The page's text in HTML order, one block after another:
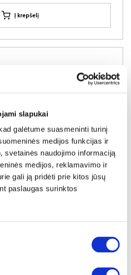
slapukai
galėtume suasmeninti turinį
medijos funkcijas ir
svetainės naudojimo informaciją
medijos, reklamavimo ir
gali ją pridėti prie kitos jūsų
paslaugas surinktos
Į krepšelį